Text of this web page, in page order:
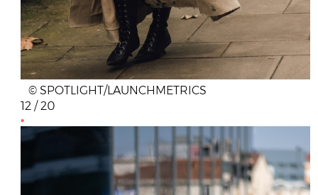
© SPOTLIGHT/LAUNCHMETRICS
12 / 20